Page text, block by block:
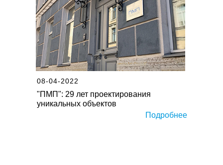
"ПМП": 29 лет проектирования
уникальных объектов
Подробнее
08-04-2022